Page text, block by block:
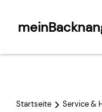
Startseite Service &